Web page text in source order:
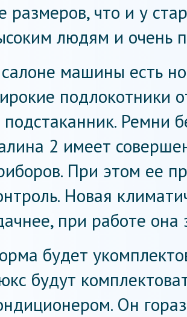
размеров, что и у
людям и очень
машины есть
подлокотники
Ремни
2 имеет
При этом ее
Новая
при работе
будет
будут
Он